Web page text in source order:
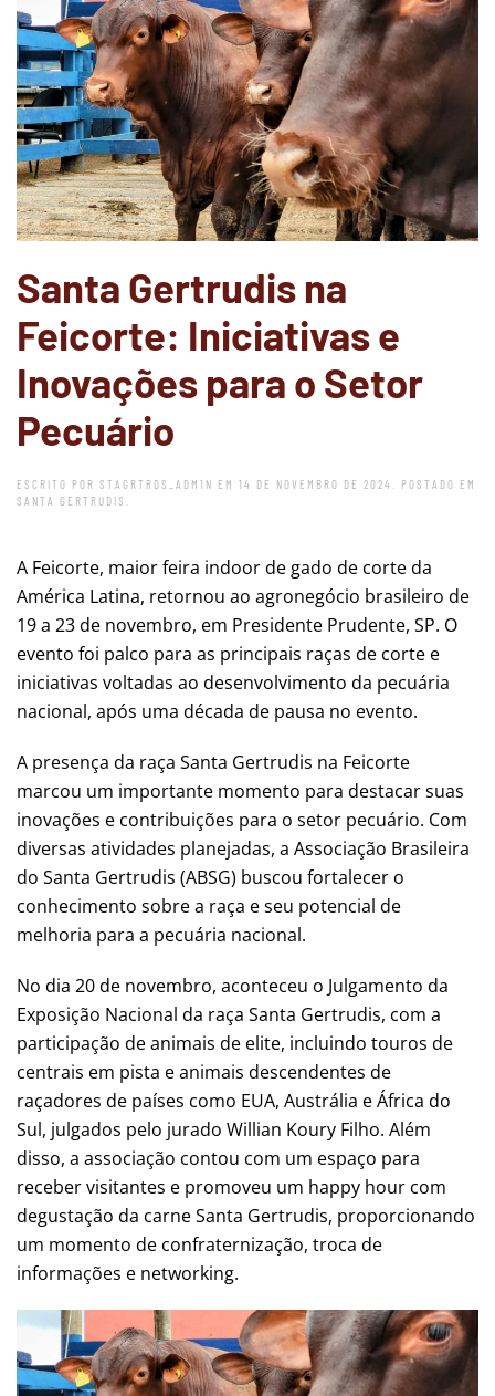
Santa Gertrudis na
Feicorte: Iniciativas e
Inovações para o Setor
Pecuário
ESCRITO POR STAGRTRDS_ADM1N EM 14 DE NOVEMBRO DE 2024
. POSTADO EM
SANTA GERTRUDIS
A Feicorte, maior feira indoor de gado de corte da
América Latina, retornou ao agronegócio brasileiro de
19 a 23 de novembro, em Presidente Prudente, SP. O
evento foi palco para as principais raças de corte e
iniciativas voltadas ao desenvolvimento da pecuária
nacional, após uma década de pausa no evento.
A presença da raça Santa Gertrudis na Feicorte
marcou um importante momento para destacar suas
inovações e contribuições para o setor pecuário. Com
diversas atividades planejadas, a Associação Brasileira
do Santa Gertrudis (ABSG) buscou fortalecer o
conhecimento sobre a raça e seu potencial de
melhoria para a pecuária nacional.
No dia 20 de novembro, aconteceu o Julgamento da
Exposição Nacional da raça Santa Gertrudis, com a
participação de animais de elite, incluindo touros de
centrais em pista e animais descendentes de
raçadores de países como EUA, Austrália e África do
Sul, julgados pelo jurado Willian Koury Filho. Além
disso, a associação contou com um espaço para
receber visitantes e promoveu um happy hour com
degustação da carne Santa Gertrudis, proporcionando
um momento de confraternização, troca de
informações e networking.